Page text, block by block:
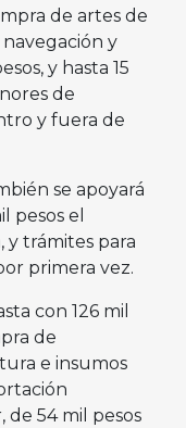
de artes de
y
y hasta 15
de
y fuera de
se apoyará
pesos el
y trámites para
primera vez.
con 126 mil
de
e insumos
54 mil pesos